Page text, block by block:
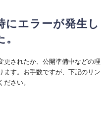
にエラーが発生し
更されたか、公開準備中などの理
ます。お手数ですが、下記のリン
さい。